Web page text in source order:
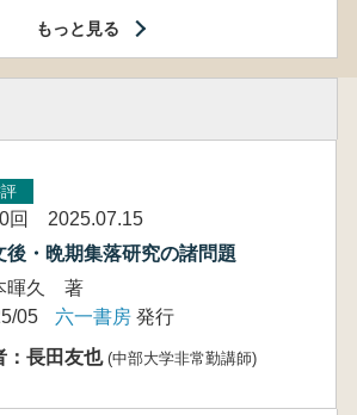
もっと見る
回 2025.07.15
後・晩期集落研究の諸問題
暉久 著
05
六一書房 発行
：長田友也 (中部大学非常勤講師)